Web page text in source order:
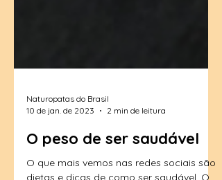
10 de jan. de 2023
2 min de leitura
O peso de ser saudável